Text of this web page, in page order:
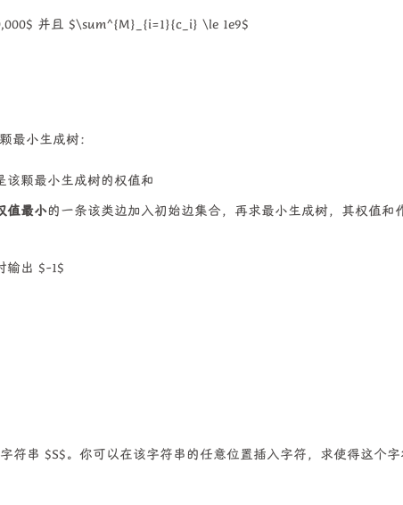
并且 $\sum^{M}_{i=1}{c_i} \le 1e9$
最小生成树：
该颗最小生成树的权值和
值最小的一条该类边加入初始边集合，再求最小生成树，其权值和
输出 $-1$
符串 $S$。你可以在该字符串的任意位置插入字符，求使得这个